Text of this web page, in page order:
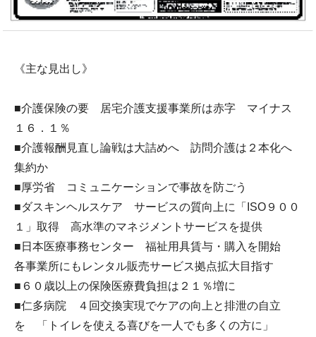
《主な見出し》
■介護保険の要 居宅介護支援事業所は赤字 マイナス
１６．１％
■介護報酬見直し論戦は大詰めへ 訪問介護は２本化へ
集約か
■厚労省 コミュニケーションで事故を防ごう
■ダスキンヘルスケア サービスの質向上に「ISO９００
１」取得 高水準のマネジメントサービスを提供
■日本医療事務センター 福祉用具賃与・購入を開始
各事業所にもレンタル販売サービス拠点拡大目指す
■６０歳以上の保険医療費負担は２１％増に
■仁多病院 ４回交換実現でケアの向上と排泄の自立
を 「トイレを使える喜びを一人でも多くの方に」